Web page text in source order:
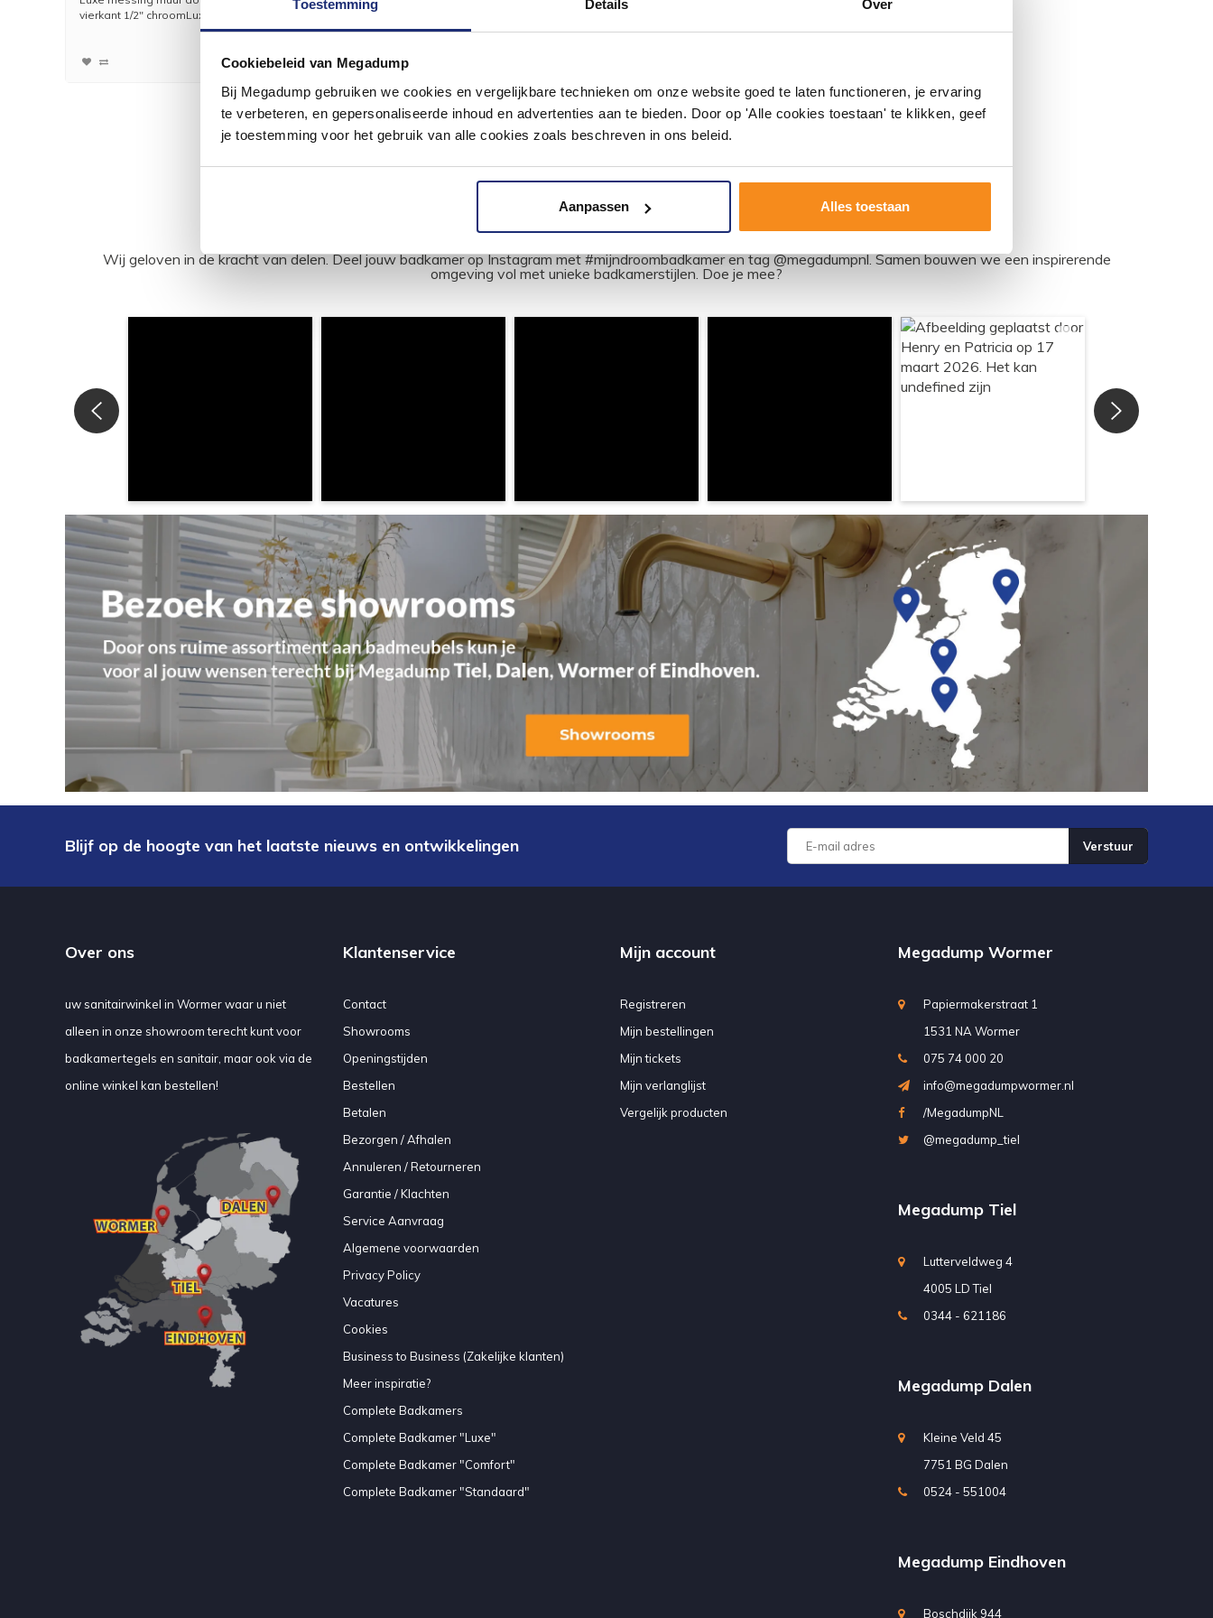
Toestemming Details Over
Cookiebeleid van Megadump
Bij Megadump gebruiken we cookies en vergelijkbare technieken om onze website goed te laten functioneren, je ervaring
te verbeteren, en gepersonaliseerde inhoud en advertenties aan te bieden. Door op 'Alle cookies toestaan' te klikken, geef
je toestemming voor het gebruik van alle cookies zoals beschreven in ons beleid.
Aanpassen Alles toestaan
vierkant 1/2" chroomLuxe...
57,48
47,50
verticale plaatsing.
840,95 50,94
#mijndroombadkamer
Wij geloven in de kracht van delen. Deel jouw badkamer op Instagram met #mijndroombadkamer en tag @megadumpnl. Samen bouwen we een inspirerende
omgeving vol met unieke badkamerstijlen. Doe je mee?
Blijf op de hoogte van het laatste nieuws en ontwikkelingen Verstuur
Over ons
uw sanitairwinkel in Wormer waar u niet
alleen in onze showroom terecht kunt voor
badkamertegels en sanitair, maar ook via de
online winkel kan bestellen!
Klantenservice
Contact
Showrooms
Openingstijden
Bestellen
Betalen
Bezorgen / Afhalen
Annuleren / Retourneren
Garantie / Klachten
Service Aanvraag
Algemene voorwaarden
Privacy Policy
Vacatures
Cookies
Business to Business (Zakelijke klanten)
Meer inspiratie?
Complete Badkamers
Complete Badkamer "Luxe"
Complete Badkamer "Comfort"
Complete Badkamer "Standaard"
Mijn account
Registreren
Mijn bestellingen
Mijn tickets
Mijn verlanglijst
Vergelijk producten
Megadump Wormer
Papiermakerstraat 1
1531 NA Wormer
075 74 000 20
info@megadumpwormer.nl
/MegadumpNL
@megadump_tiel
Megadump Tiel
Lutterveldweg 4
4005 LD Tiel
0344 - 621186
Megadump Dalen
Kleine Veld 45
7751 BG Dalen
0524 - 551004
Megadump Eindhoven
Boschdijk 944